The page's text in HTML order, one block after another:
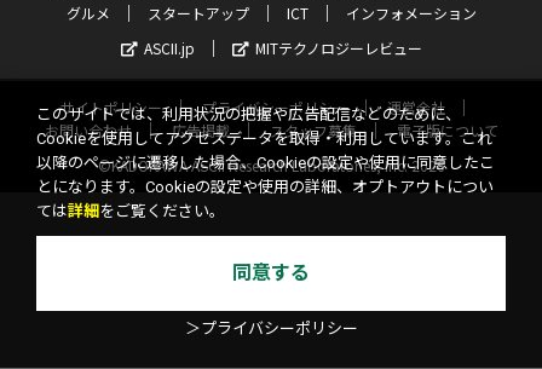
グルメ
スタートアップ ICT
インフォメーション
ASCII.jp
MITテクノロジーレビュー
サイトポリシー プライバシーポリシー
運営会社
お問い合わせ
広告掲載 スタッフ募集
電子版について
©KADOKAWA ASCII Research Laboratories, Inc. 2026
このサイトでは、利用状況の把握や広告配信などのために、
Cookieを使用してアクセスデータを取得・利用しています。これ
以降のページに遷移した場合、Cookieの設定や使用に同意したこ
とになります。Cookieの設定や使用の詳細、オプトアウトについ
ては詳細 をご覧ください。
同意する
＞プライバシーポリシー